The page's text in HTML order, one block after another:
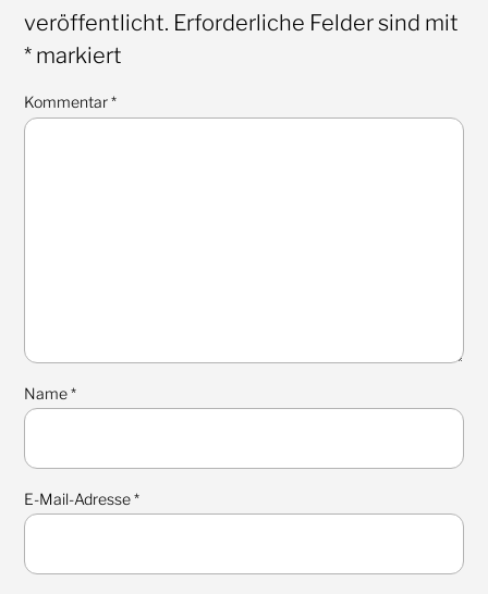
veröffentlicht. Erforderliche Felder sind mit
*markiert
Kommentar*
Name*
E-Mail-Adresse*